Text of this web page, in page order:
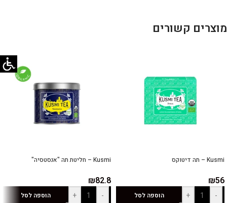
מוצרים קשורים
Kusmi – תה דיטוקס
₪56
-
+ הוספה לסל
Kusmi – חליטת תה "אנסטסיה"
₪82.8
-
+ הוספה לסל